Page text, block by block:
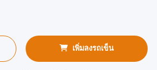
เพิ่มลงรถเข็น